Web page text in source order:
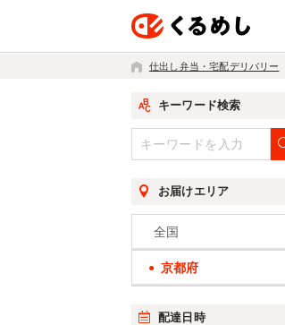
仕出し弁当・宅配デリバリー
キーワード検索
お届けエリア
全国
京都府
配達日時